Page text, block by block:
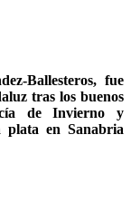
Ballesteros, fue
tras los buenos
de Invierno y
plata en Sanabria